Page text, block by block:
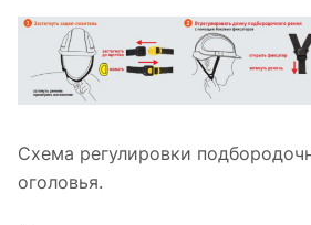
Схема регулировки
оголовья.